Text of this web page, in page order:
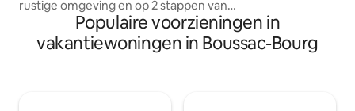
rustige omgeving en op 2 stappen van
het centrum. Kom en laad je batterijen
op het platteland op in Creuse in een
omgeving vol groen. Vanaf het
Populaire voorzieningen in
vakantiewoningen in Boussac-Bourg